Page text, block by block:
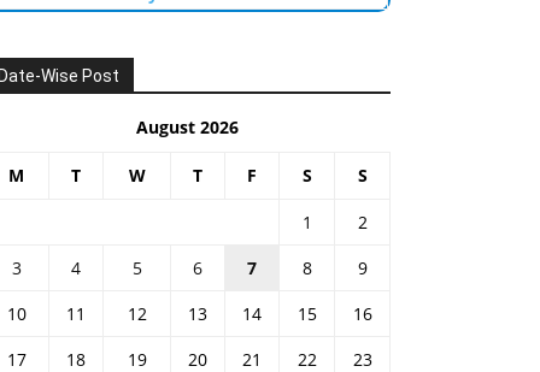
Wise Post
August 2026
M T W T F S S
1
2
3
4 5 6 7 8
9
10
11 12 13 14 15
16
17
18 19 20 21 22
23